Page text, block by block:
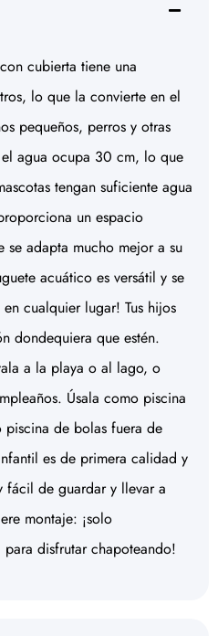
cubierta tiene una
lo que la convierte en el
pequeños, perros y otras
agua ocupa 30 cm, lo que
tengan suficiente agua
un espacio
adapta mucho mejor a su
acuático es versátil y se
cualquier lugar! Tus hijos
dondequiera que estén.
a la playa o al lago, o
Úsala como piscina
piscina de bolas fuera de
es de primera calidad y
fácil de guardar y llevar a
montaje: ¡solo
disfrutar chapoteando!